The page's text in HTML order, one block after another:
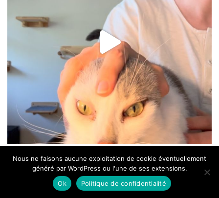
Nous ne faisons aucune exploitation de cookie éventuellement
généré par WordPress ou l'une de ses extensions.
Ok
Politique de confidentialité